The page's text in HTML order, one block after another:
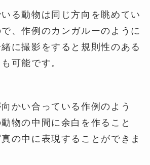
る動物は同じ方向を眺めてい
、作例のカンガルーのように
に撮影をすると規則性のある
可能です。
かい合っている作例のよう
物の中間に余白を作ること
の中に表現することができま